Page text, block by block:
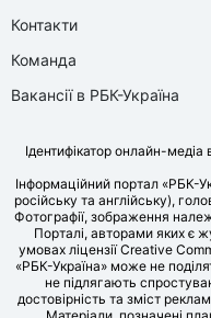
Контакти
Команда
Вакансії в РБК-Україна
Ідентифікатор онлайн-медіа
Інформаційний портал «РБК-
російську та англійську),
Фотографії, зображення
Порталі, авторами яких є
умовах ліцензії Creative
«РБК-Україна» може не
не підлягають
достовірність та зміст